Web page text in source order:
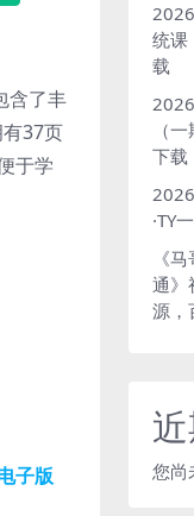
含了丰
37页
于学
子版
统课
载
（
下载
·TY
《
通》
源，
您尚